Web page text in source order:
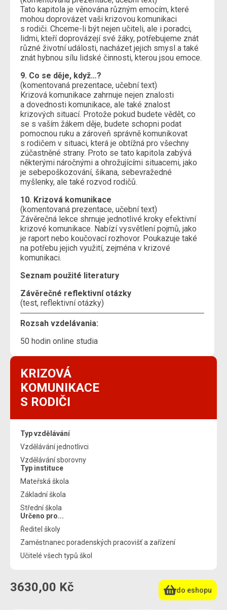
KRIZOVÁ
KOMUNIKACE
S RODIČI
Typ vzdělávání
Vzdělávání jednotlivci
Vzdělávání sborovny
Typ instituce
Mateřská škola
Základní škola
Střední škola
Určeno pro...
Ředitel školy
Zaměstnanec poradenských pracovišť a zařízení
Učitelé všech typů škol
3630,00 Kč do eshopu
Tato kapitola je věnována různým emocím, které
mohou doprovázet vaši krizovou komunikaci
s rodiči. Chceme-li být nejen učiteli, ale i poradci,
lidmi, kteří doprovázejí své žáky, potřebujeme znát
různé životní události, nacházet jejich smysl a také
znát hybnou sílu lidské činnosti, kterou jsou emoce.
9. Co se děje, když…?
(komentovaná prezentace, učební text)
Krizová komunikace zahrnuje nejen znalosti
a dovednosti komunikace, ale také znalost
krizových situací. Protože pokud budete vědět, co
se s vaším žákem děje, budete schopni podat
pomocnou ruku a zároveň správně komunikovat
s rodičem v situaci, která je obtížná pro všechny
zúčastněné strany. Proto se tato kapitola zabývá
některými náročnými a ohrožujícími situacemi, jako
je sebepoškozování, šikana, sebevražedné
myšlenky, ale také rozvod rodičů.
10. Krizová komunikace
(komentovaná prezentace, učební text)
Závěrečná lekce shrnuje jednotlivé kroky efektivní
krizové komunikace. Nabízí vysvětlení pojmů, jako
je raport nebo koučovací rozhovor. Poukazuje také
na potřebu jejich využití, zejména v krizové
komunikaci.
Seznam použité literatury
Závěrečné reflektivní otázky
(test, reflektivní otázky)
Rozsah vzdelávania:
50 hodin online studia